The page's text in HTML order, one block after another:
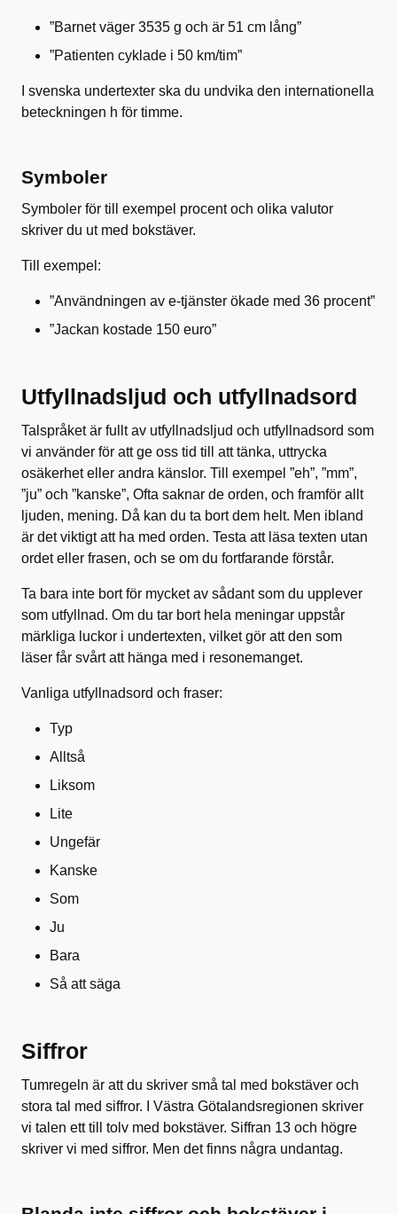
”Barnet väger 3535 g och är 51 cm lång”
”Patienten cyklade i 50 km/tim”
I svenska undertexter ska du undvika den internationella
beteckningen h för timme.
Symboler
Symboler för till exempel procent och olika valutor
skriver du ut med bokstäver.
Till exempel:
”Användningen av e-tjänster ökade med 36 procent”
”Jackan kostade 150 euro”
Utfyllnadsljud och utfyllnadsord
Talspråket är fullt av utfyllnadsljud och utfyllnadsord som
vi använder för att ge oss tid till att tänka, uttrycka
osäkerhet eller andra känslor. Till exempel ”eh”, ”mm”,
”ju” och ”kanske”, Ofta saknar de orden, och framför allt
ljuden, mening. Då kan du ta bort dem helt. Men ibland
är det viktigt att ha med orden. Testa att läsa texten utan
ordet eller frasen, och se om du fortfarande förstår.
Ta bara inte bort för mycket av sådant som du upplever
som utfyllnad. Om du tar bort hela meningar uppstår
märkliga luckor i undertexten, vilket gör att den som
läser får svårt att hänga med i resonemanget.
Vanliga utfyllnadsord och fraser:
Typ
Alltså
Liksom
Lite
Ungefär
Kanske
Som
Ju
Bara
Så att säga
Siffror
Tumregeln är att du skriver små tal med bokstäver och
stora tal med siffror. I Västra Götalandsregionen skriver
vi talen ett till tolv med bokstäver. Siffran 13 och högre
skriver vi med siffror. Men det finns några undantag.